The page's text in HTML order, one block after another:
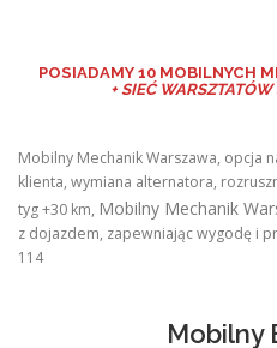
POSIADAMY 10 MOBILNYCH
+ SIEĆ
Mobilny Mechanik Warszawa, opcja
klienta, wymiana alternatora,
tyg +30 km, Mobilny Mechanik
z dojazdem, zapewniając wygodę i
114
Mobilny